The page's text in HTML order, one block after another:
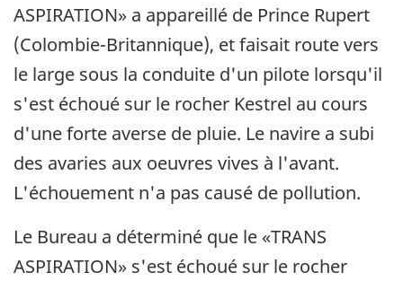
ASPIRATION» a appareillé de Prince Rupert
(Colombie-Britannique), et faisait route vers
le large sous la conduite d'un pilote lorsqu'il
s'est échoué sur le rocher Kestrel au cours
d'une forte averse de pluie. Le navire a subi
des avaries aux oeuvres vives à l'avant.
L'échouement n'a pas causé de pollution.
Le Bureau a déterminé que le «TRANS
ASPIRATION» s'est échoué sur le rocher